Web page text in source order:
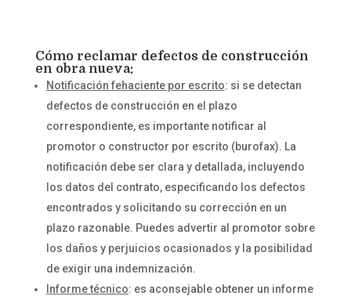
Cómo reclamar defectos de construcción
en obra nueva:
Notificación fehaciente por escrito: si se detectan
defectos de construcción en el plazo
correspondiente, es importante notificar al
promotor o constructor por escrito (burofax). La
notificación debe ser clara y detallada, incluyendo
los datos del contrato, especificando los defectos
encontrados y solicitando su corrección en un
plazo razonable. Puedes advertir al promotor sobre
los daños y perjuicios ocasionados y la posibilidad
de exigir una indemnización.
Informe técnico: es aconsejable obtener un informe